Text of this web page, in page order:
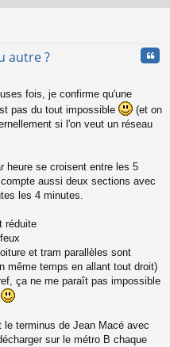
autre ?
fois, je confirme qu'une
pas du tout impossible
(et on
si l'on veut un réseau
heure se croisent entre les 5
aussi deux sections avec
les 4 minutes.
réduite
et tram parallèles sont
même temps en allant tout droit)
ça ne me paraît pas impossible
le terminus de Jean Macé avec
sur le métro B chaque